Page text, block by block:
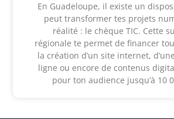
En Guadeloupe, il existe un
peut transformer tes projets
réalité : le chèque TIC. Cette
régionale te permet de financer
la création d’un site internet,
ligne ou encore de contenus
pour ton audience jusqu’à 10